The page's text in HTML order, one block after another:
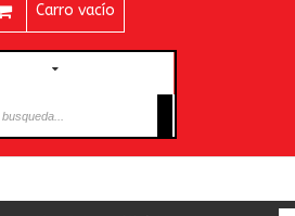
Carro vacío
CATEGORÍAS